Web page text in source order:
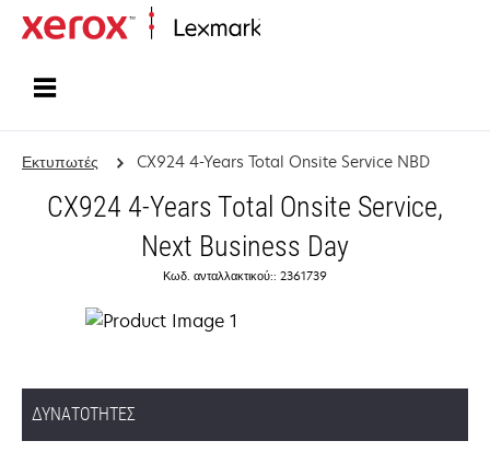
Εκτυπωτές CX924 4-Years Total Onsite Service NBD
CX924 4-Years Total Onsite Service,
Next Business Day
Κωδ. ανταλλακτικού:: 2361739
ΔΥΝΑΤΌΤΗΤΕΣ